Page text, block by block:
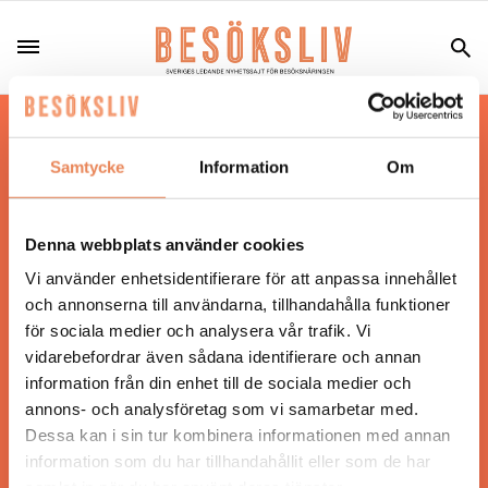
Samtycke Information Om
Denna webbplats använder cookies
Vi använder enhetsidentifierare för att anpassa innehållet
och annonserna till användarna, tillhandahålla funktioner
för sociala medier och analysera vår trafik. Vi
vidarebefordrar även sådana identifierare och annan
information från din enhet till de sociala medier och
annons- och analysföretag som vi samarbetar med.
Dessa kan i sin tur kombinera informationen med annan
information som du har tillhandahållit eller som de har
Hos oss läser du landets mest uppdaterade
nyheter och snackisar inom besöksnäringen.
Besöksliv i sin tryckta form är ett affärsmagasin
Tidningen ges ut avVisita
ANSVARIG UTGIVARE
Jonas Siljhammar
UPPHOVSRÄTT